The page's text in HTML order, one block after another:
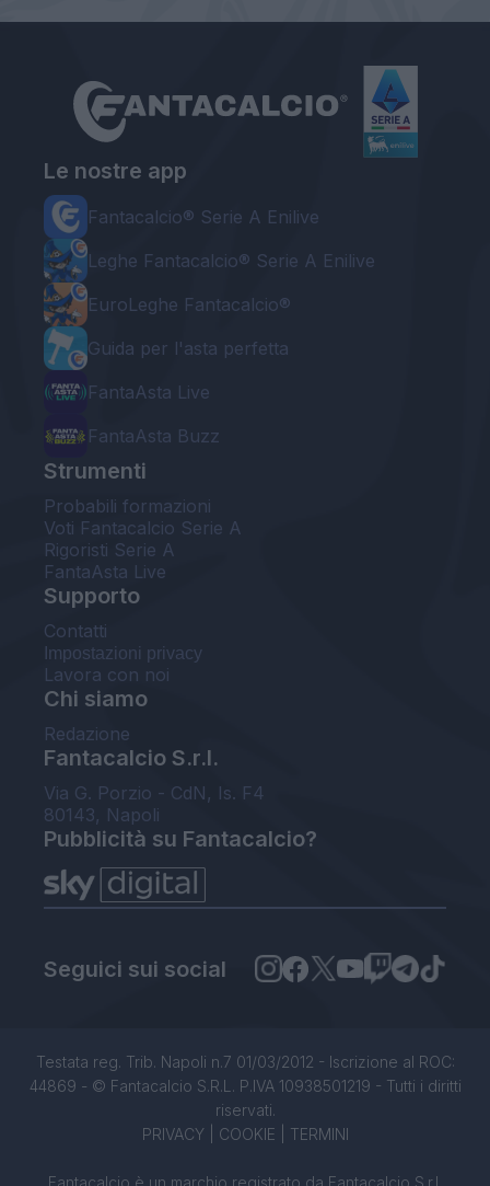
Le nostre app
Fantacalcio® Serie A Enilive
Leghe Fantacalcio® Serie A Enilive
EuroLeghe Fantacalcio®
Guida per l'asta perfetta
FantaAsta Live
FantaAsta Buzz
Strumenti
Probabili formazioni
Voti Fantacalcio Serie A
Rigoristi Serie A
FantaAsta Live
Supporto
Contatti
Impostazioni privacy
Lavora con noi
Chi siamo
Redazione
Fantacalcio S.r.l.
Via G. Porzio - CdN, Is. F4
80143, Napoli
Pubblicità su Fantacalcio?
Seguici sui social
Testata reg. Trib. Napoli n.7 01/03/2012 - Iscrizione al ROC:
44869 - © Fantacalcio S.R.L. P.IVA 10938501219 - Tutti i diritti
riservati.
PRIVACY| COOKIE TERMINI
Fantacalcio è un marchio registrato da Fantacalcio S.r.l.